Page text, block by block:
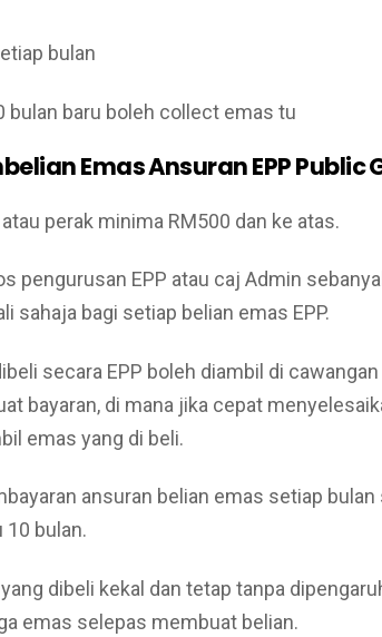
bulan
bulan baru boleh collect emas tu
Emas Ansuran EPP Public
perak minima RM500 dan ke atas.
pengurusan EPP atau caj Admin
sahaja bagi setiap belian emas EPP.
secara EPP boleh diambil di
bayaran, di mana jika cepat
emas yang di beli.
ansuran belian emas setiap bulan
10 bulan.
dibeli kekal dan tetap tanpa
emas selepas membuat belian.